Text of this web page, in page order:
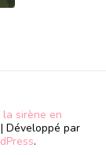
sirène en
Développé par
.